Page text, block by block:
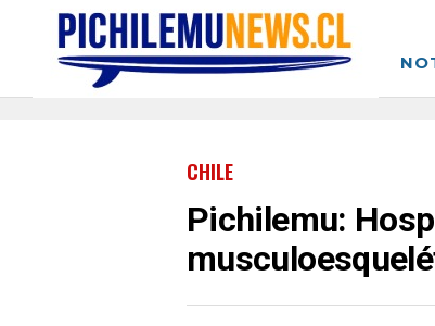
CHILE
Pichilemu: